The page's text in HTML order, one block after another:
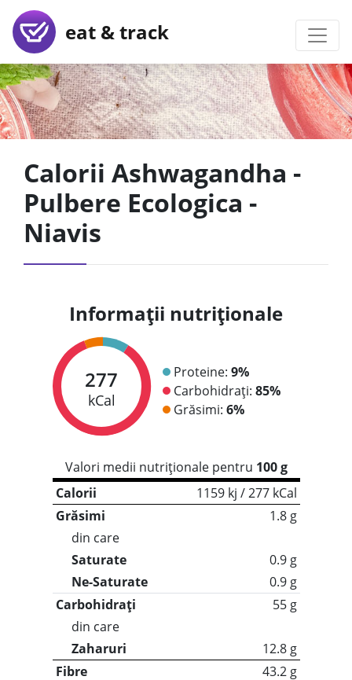
eat & track
Calorii Ashwagandha -
Pulbere Ecologica -
Niavis
Informații nutriționale
277
kCal
Proteine: 9%
Carbohidrați: 85%
Grăsimi: 6%
Valori medii nutriționale pentru 100 g
Calorii
1159 kj / 277 kCal
Grăsimi
1.8 g
din care
Saturate
0.9 g
Ne-Saturate
0.9 g
Carbohidrați
55 g
din care
Zaharuri
12.8 g
Fibre
43.2 g